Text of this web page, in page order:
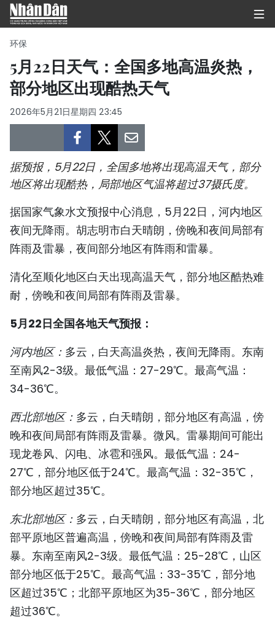
首页
政治
经济
社会
文化
国际
旅游
友谊桥梁
史海
多功能媒体
图表新闻
图库
视频
人民报社简介
TIẾNG VIỆT
ENGLISH
环保
5月22日天气：全国多地高温炎热，
部分地区出现酷热天气
2026年5月21日星期四 23:45
据预报，5月22日，全国多地将出现高温天气，部分
地区将出现酷热，局部地区气温将超过37摄氏度。
据国家气象水文预报中心消息，5月22日，河内地区
夜间无降雨。胡志明市白天晴朗，傍晚和夜间局部有
阵雨及雷暴，夜间部分地区有阵雨和雷暴。
清化至顺化地区白天出现高温天气，部分地区酷热难
耐，傍晚和夜间局部有阵雨及雷暴。
5月22日全国各地天气预报：
河内地区： 多云，白天高温炎热，夜间无降雨。东南
至南风2-3级。最低气温：27-29℃。最高气温：
34-36℃。
西北部地区： 多云，白天晴朗，部分地区有高温，傍
晚和夜间局部有阵雨及雷暴。微风。雷暴期间可能出
现龙卷风、闪电、冰雹和强风。最低气温：24-
27℃，部分地区低于24℃。最高气温：32-35℃，
部分地区超过35℃。
东北部地区： 多云，白天晴朗，部分地区有高温，北
部平原地区普遍高温，傍晚和夜间局部有阵雨及雷
暴。东南至南风2-3级。最低气温：25-28℃，山区
部分地区低于25℃。最高气温：33-35℃，部分地
区超过35℃；北部平原地区为35-36℃，部分地区
超过36℃。